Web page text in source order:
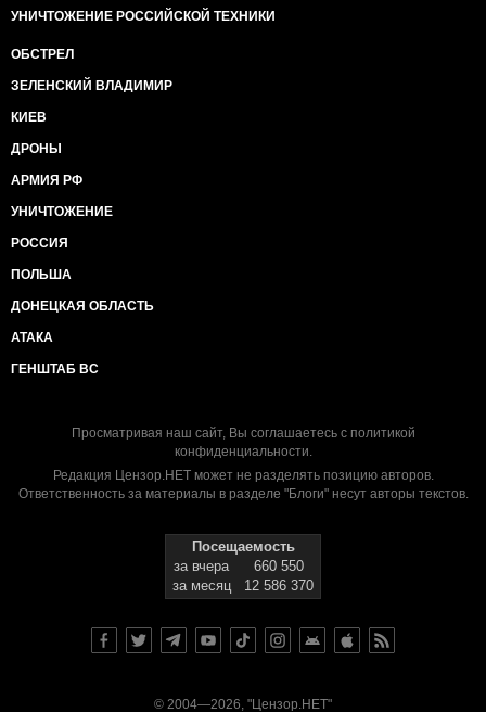
УНИЧТОЖЕНИЕ РОССИЙСКОЙ ТЕХНИКИ
ОБСТРЕЛ
ЗЕЛЕНСКИЙ ВЛАДИМИР
КИЕВ
ДРОНЫ
АРМИЯ РФ
УНИЧТОЖЕНИЕ
РОССИЯ
ПОЛЬША
ДОНЕЦКАЯ ОБЛАСТЬ
АТАКА
ГЕНШТАБ ВС
Просматривая наш сайт, Вы соглашаетесь с политикой
конфиденциальности.
Редакция Цензор.НЕТ может не разделять позицию авторов.
Ответственность за материалы в разделе "Блоги" несут авторы текстов.
Посещаемость
за вчера
660 550
за месяц
12 586 370
© 2004—2026, "Цензор.НЕТ"